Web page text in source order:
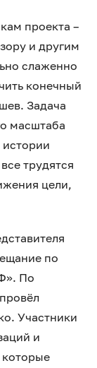
проекта –
и другим
слаженно
конечный
Задача
масштаба
трудятся
цели,
по
По
Участники
и
которые